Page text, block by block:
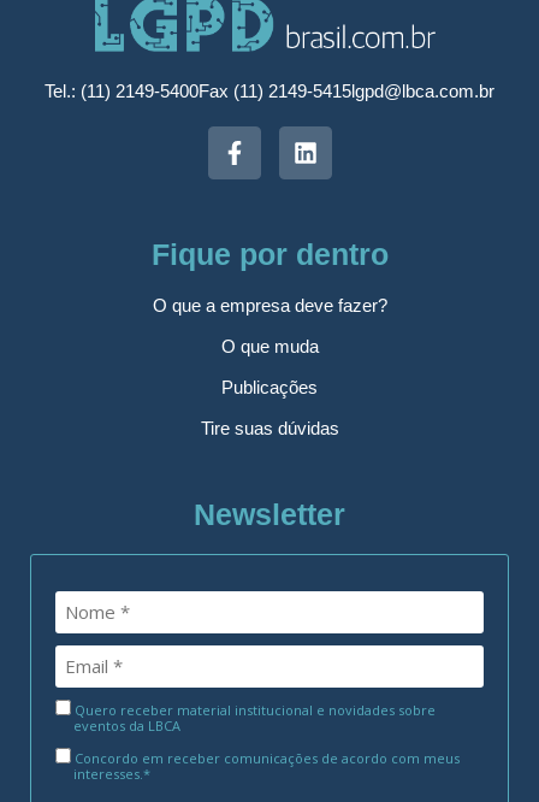
Tel.: (11) 2149-5400Fax (11) 2149-5415lgpd@lbca.com.br
Fique por dentro
O que a empresa deve fazer?
O que muda
Publicações
Tire suas dúvidas
Newsletter
Quero receber material institucional e novidades sobre
eventos da LBCA
Concordo em receber comunicações de acordo com meus
interesses.*